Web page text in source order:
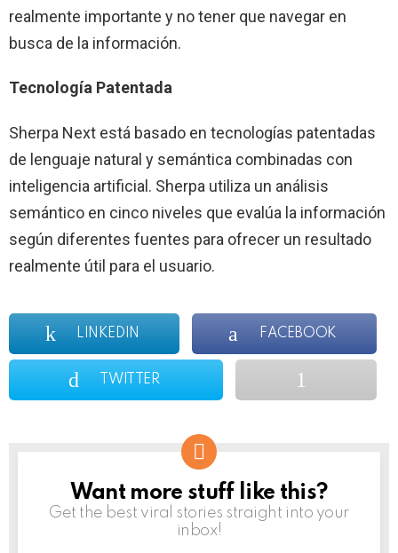
realmente importante y no tener que navegar en
busca de la información.
Tecnología Patentada
Sherpa Next está basado en tecnologías patentadas
de lenguaje natural y semántica combinadas con
inteligencia artificial. Sherpa utiliza un análisis
semántico en cinco niveles que evalúa la información
según diferentes fuentes para ofrecer un resultado
realmente útil para el usuario.
LINKEDIN FACEBOOK
TWITTER
NEWSLETTER
Want more stuff like this?
Get the best viral stories straight into your
inbox!